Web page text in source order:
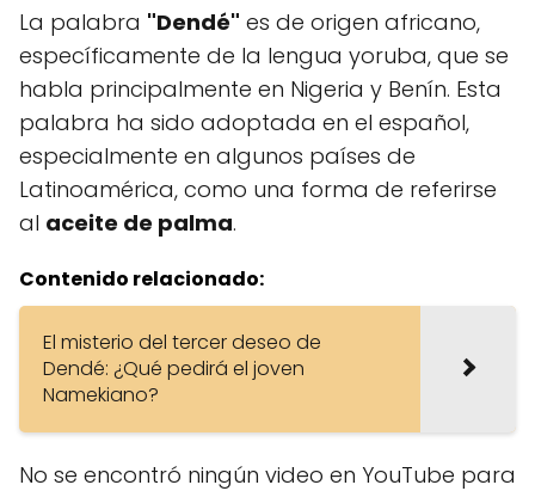
La palabra "Dendé" es de origen africano,
específicamente de la lengua yoruba, que se
habla principalmente en Nigeria y Benín. Esta
palabra ha sido adoptada en el español,
especialmente en algunos países de
Latinoamérica, como una forma de referirse
al aceite de palma.
Contenido relacionado:
El misterio del tercer deseo de
Dendé: ¿Qué pedirá el joven
Namekiano?
No se encontró ningún video en YouTube para